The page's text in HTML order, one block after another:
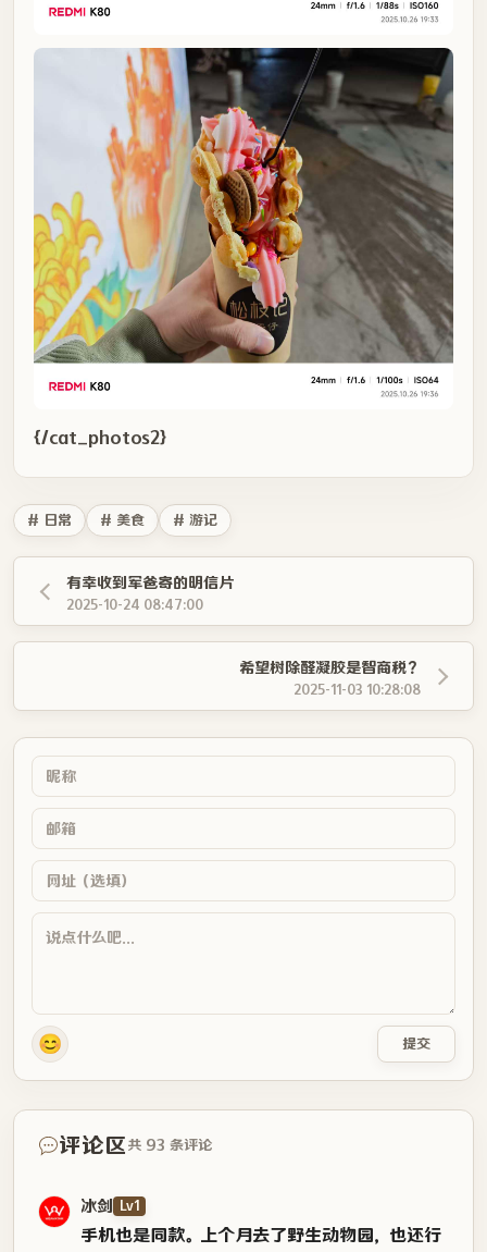
{/cat_photos2}
# 日常 # 美食 # 游记
有幸收到军爸寄的明信片
2025-10-24 08:47:00
希望树除醛凝胶是智商税？
2025-11-03 10:28:08
😊 提交
评论区 共 93 条评论
冰剑 Lv1
手机也是同款。上个月去了野生动物园，也还行